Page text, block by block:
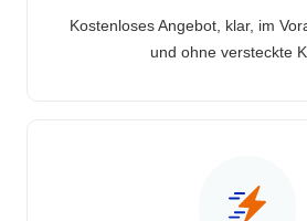
Kostenloses Angebot, klar, im
und ohne versteckte